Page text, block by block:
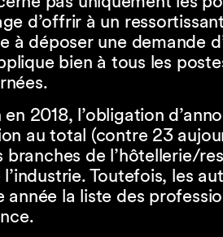
d’offrir à un
à déposer une demande
bien à tous les
2018, l’obligation
au total (contre 23
branches de l’hôtellerie/
Toutefois, les
année la liste des